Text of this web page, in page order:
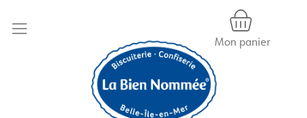
Mon panier